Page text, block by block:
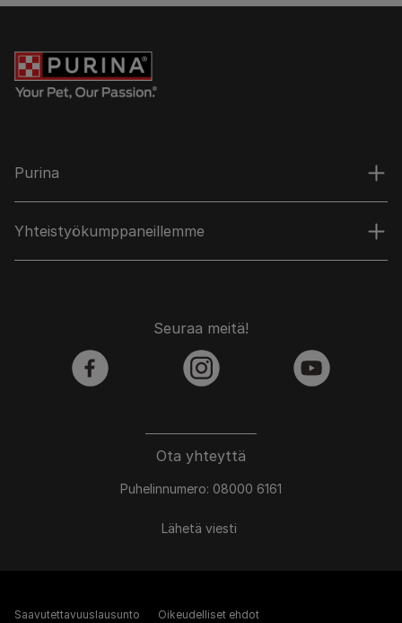
Purina
Yhteistyökumppaneillemme
Ota yhteyttä
Puhelinnumero: 08000 6161
Lähetä viesti
Seuraa meitä!
facebook instagram youtube
Saavutettavuuslausunto Oikeudelliset ehdot